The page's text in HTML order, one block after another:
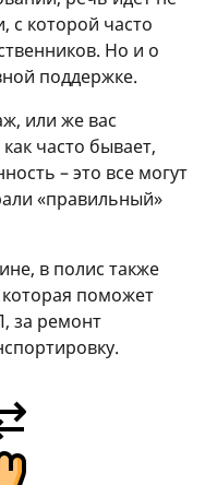
которой часто
Но и о
поддержке.
или же вас
часто бывает,
– это все могут
«правильный»
в полис также
поможет
за ремонт